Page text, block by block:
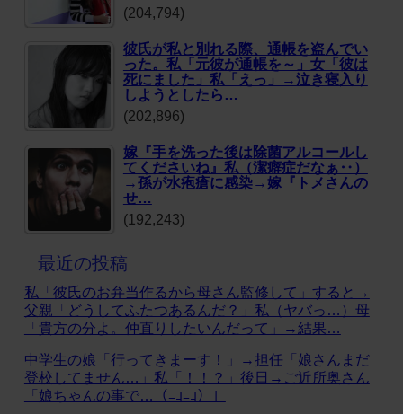
(204,794)
彼氏が私と別れる際、通帳を盗んでい
った。私「元彼が通帳を～」女「彼は
死にました」私「えっ」→泣き寝入り
しようとしたら…
(202,896)
嫁『手を洗った後は除菌アルコールし
てくださいね』私（潔癖症だなぁ‥）
→孫が水疱瘡に感染→嫁『トメさんの
せ…
(192,243)
最近の投稿
私「彼氏のお弁当作るから母さん監修して」すると→
父親「どうしてふたつあるんだ？」私（ヤバっ…）母
「貴方の分よ。仲直りしたいんだって」→結果…
中学生の娘「行ってきまーす！」→担任「娘さんまだ
登校してません…」私「！！？」後日→ご近所奥さん
「娘ちゃんの事で…（ﾆｺﾆｺ）」